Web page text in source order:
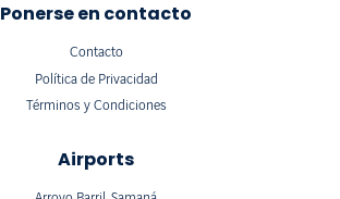
Ponerse en contacto
Contacto
Política de Privacidad
Términos y Condiciones
Airports